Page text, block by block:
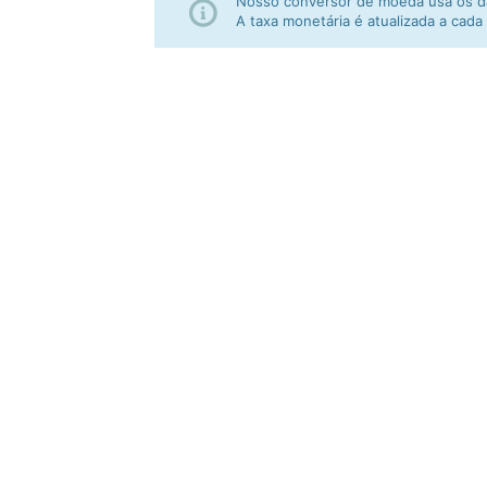
A taxa monetária é atualizada a